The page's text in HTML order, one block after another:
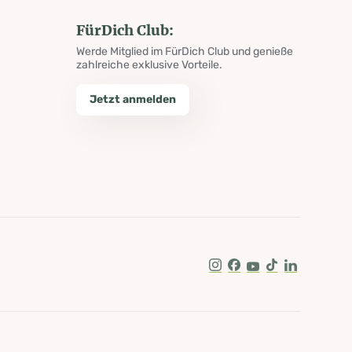
FürDich Club:
Werde Mitglied im FürDich Club und genieße
zahlreiche exklusive Vorteile.
Jetzt anmelden
Instagram
Facebook
Youtube
Tik TokLinkedIn